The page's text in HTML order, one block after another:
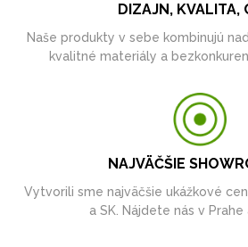
DIZAJN, KVALITA,
Naše produkty v sebe kombinujú
kvalitné materiály a
NAJVÄČŠIE
Vytvorili sme najväčšie ukážkové
a SK. Nájdete nás v Prahe